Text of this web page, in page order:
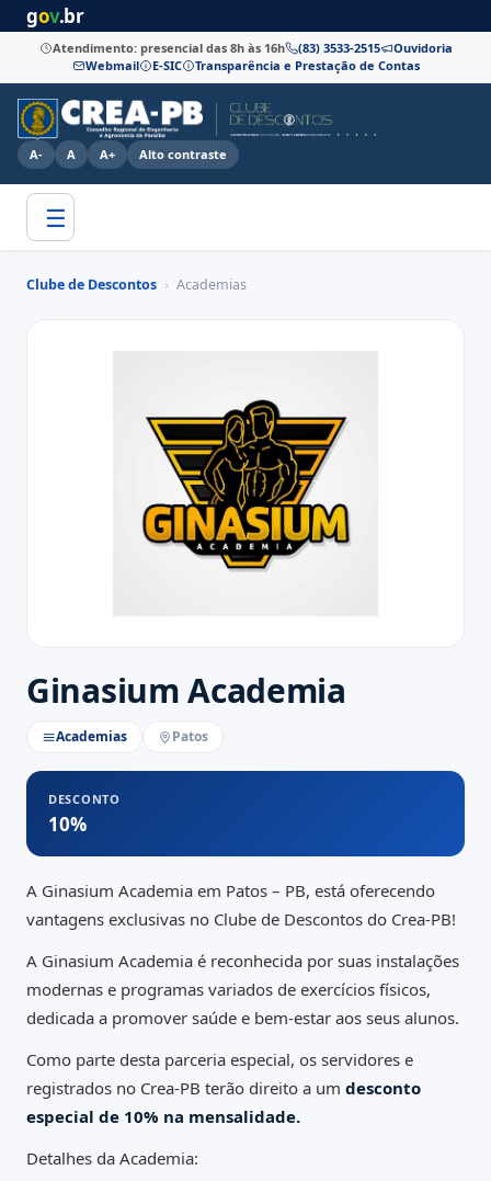
gov.br
Atendimento: presencial das 8h às 16h (83) 3533-2515
Ouvidoria
Webmail
E-SIC Transparência e Prestação de Contas
A- A A+ Alto contraste
☰
Clube de Descontos › Academias
Ginasium Academia
Academias Patos
DESCONTO
10%
A Ginasium Academia em Patos – PB, está oferecendo
vantagens exclusivas no Clube de Descontos do Crea-PB!
A Ginasium Academia é reconhecida por suas instalações
modernas e programas variados de exercícios físicos,
dedicada a promover saúde e bem-estar aos seus alunos.
Como parte desta parceria especial, os servidores e
registrados no Crea-PB terão direito a um desconto
especial de 10% na mensalidade.
Detalhes da Academia: